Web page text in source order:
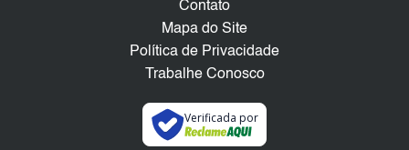
Contato
Mapa do Site
Política de Privacidade
Trabalhe Conosco
Verificada por